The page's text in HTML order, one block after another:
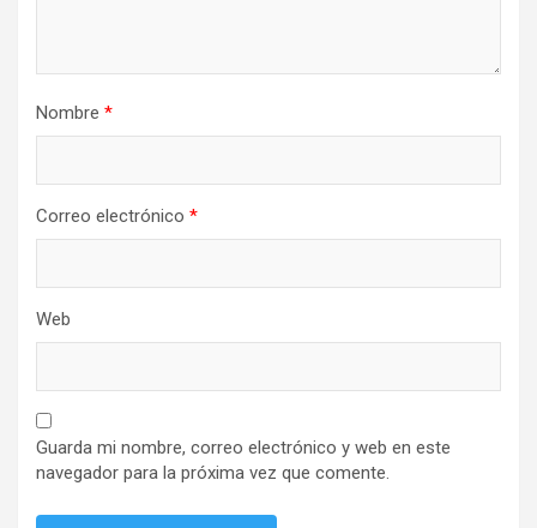
Nombre *
Correo electrónico *
Web
Guarda mi nombre, correo electrónico y web en este
navegador para la próxima vez que comente.